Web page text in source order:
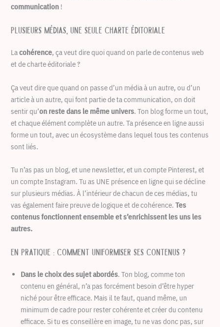
communication !
Plusieurs médias, une seule charte éditoriale
Lacohérence, ça veut dire quoi quand on parle de contenus web
et de charte éditoriale ?
Ça veut dire que quand on passe d’un média à un autre, ou d’un
article à un autre, qui font partie de ta communication, on doit
sentir qu’on reste dans le même univers. Ton blog forme un tout,
et chaque élément complète un autre. Ta présence en ligne aussi
forme un tout, avec un écosystème dans lequel tous tes contenus
sont liés.
Tu n’as pas un blog, et une newsletter, et un compte Pinterest, et
un compte Instagram. Tu as UNE présence en ligne qui se décline
sur plusieurs médias. À l’intérieur de chacun de ces médias, tu
vas également faire preuve de logique et de cohérence.Tes
contenus fonctionnent ensemble et s’enrichissent les uns les
autres.
En pratique : comment uniformiser ses contenus ?
Dans le choix des sujet abordés. Ton blog, comme ton
contenu en général, n’a pas forcément besoin d’être hyper
niché pour être efficace. Mais il te faut, quand même, un
minimum de cadre pour rester cohérente et créer du contenu
efficace. Si tu es conseillère en image, tu ne vas donc pas, sur